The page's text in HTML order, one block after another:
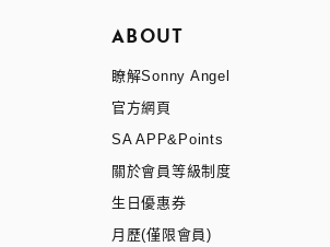
ABOUT
瞭解Sonny Angel
官方網頁
SA APP&Points
關於會員等級制度
生日優惠券
月歷(僅限會員)